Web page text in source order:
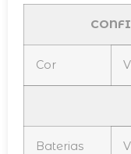
Cor
Baterias